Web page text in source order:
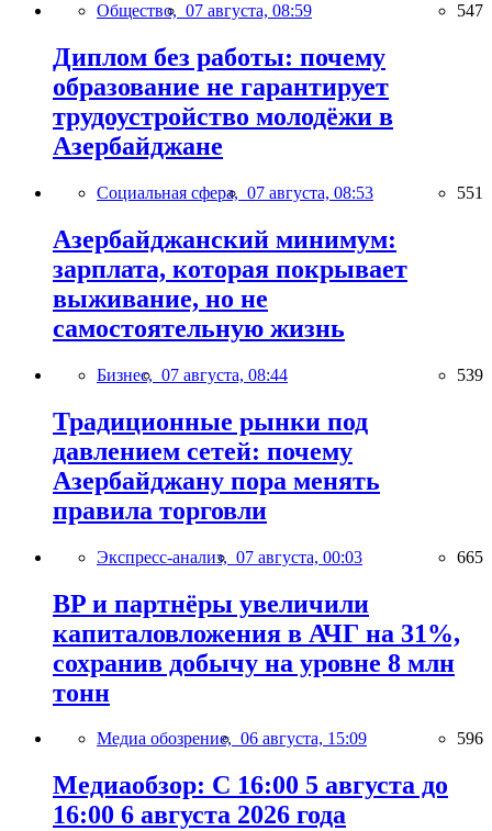
Общество, 07 августа, 08:59 547
Диплом без работы: почему
образование не гарантирует
трудоустройство молодёжи в
Азербайджане
Социальная сфера, 07 августа, 08:53 551
Азербайджанский минимум:
зарплата, которая покрывает
выживание, но не
самостоятельную жизнь
Бизнес, 07 августа, 08:44 539
Традиционные рынки под
давлением сетей: почему
Азербайджану пора менять
правила торговли
Экспресс-анализ, 07 августа, 00:03 665
BP и партнёры увеличили
капиталовложения в АЧГ на 31%,
сохранив добычу на уровне 8 млн
тонн
Медиа обозрение, 06 августа, 15:09 596
Медиаобзор: С 16:00 5 августа до
16:00 6 августа 2026 года